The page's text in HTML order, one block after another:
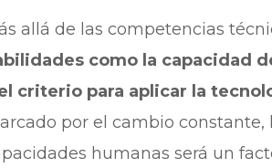
allá de las competencias
como la capacidad
criterio para aplicar la
por el cambio
humanas será un